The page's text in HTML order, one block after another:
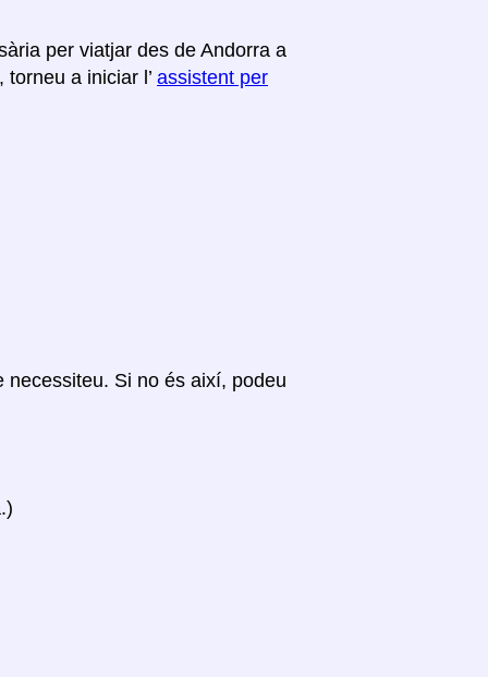
per viatjar des de Andorra a
a iniciar l’ assistent per
Si no és així, podeu